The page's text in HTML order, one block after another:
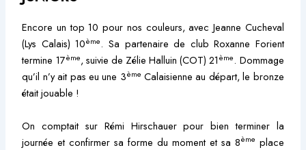
Encore un top 10 pour nos couleurs, avec Jeanne Cucheval
(Lys Calais) 10ème. Sa partenaire de club Roxanne Forient
termine 17ème, suivie de Zélie Halluin (COT) 21ème. Dommage
qu’il n’y ait pas eu une 3ème Calaisienne au départ, le bronze
était jouable !
On comptait sur Rémi Hirschauer pour bien terminer la
journée et confirmer sa forme du moment et sa 8ème place